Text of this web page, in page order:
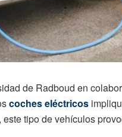
de Radboud en
coches eléctricos
tipo de vehículos